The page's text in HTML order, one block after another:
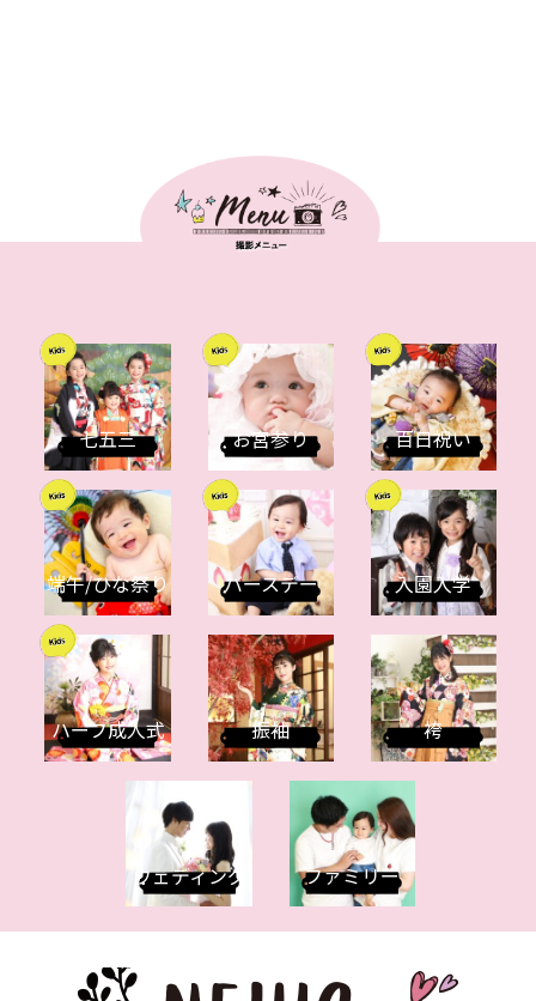
七五三 お宮参り 百日祝い
端午/ひな祭り バースデー 入園入学
ハーフ成人式 振袖 袴
ウェディング ファミリー